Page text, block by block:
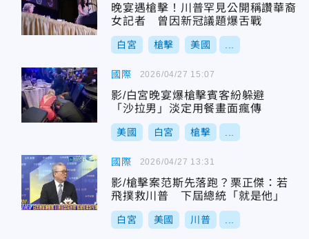
晚宴遇槍擊！川普罕見公開稱讚華裔
女記者 曾因新冠議題爆舌戰
白宮 槍擊 美國
國際
影/白宮晚宴爆槍擊賓客紛躲避
「沙拉男」淡定用餐畫面瘋傳
美國 白宮 槍擊
2026/04/27 15:07
國際
影/槍擊案范斯先落跑？栗正傑：若
飛撲救川普 下屆總統「就是他」
白宮 美國 川普
2026/04/27 13:31